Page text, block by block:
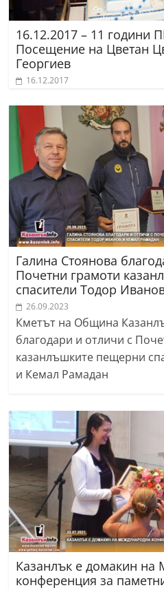
16.12.2017 – 11 години
Посещение на Цветан
Георгиев
16.12.2017
Галина Стоянова
Почетни грамоти
спасители Тодор
26.09.2023
Кметът на Община
благодари и отличи с
казанлъшките пещерни
и Кемал Рамадан
Казанлък е домакин на
конференция за